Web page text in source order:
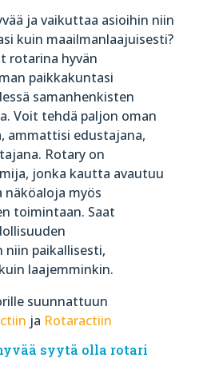
ja vaikuttaa asioihin niin
kuin maailmanlaajuisesti?
rotarina hyvän
paikkakuntasi
samanhenkisten
Voit tehdä paljon oman
ammattisi edustajana,
Rotary on
jonka kautta avautuu
näköaloja myös
toimintaan. Saat
paikallisesti,
laajemminkin.
suunnattuun
ja Rotaractiin
syytä olla rotari